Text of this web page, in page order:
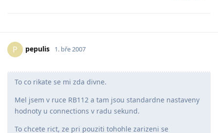
P pepulis 1. bře 2007
To co rikate se mi zda divne.
Mel jsem v ruce RB112 a tam jsou standardne nastaveny
hodnoty u connections v radu sekund.
To chcete rict, ze pri pouziti tohohle zarizeni se